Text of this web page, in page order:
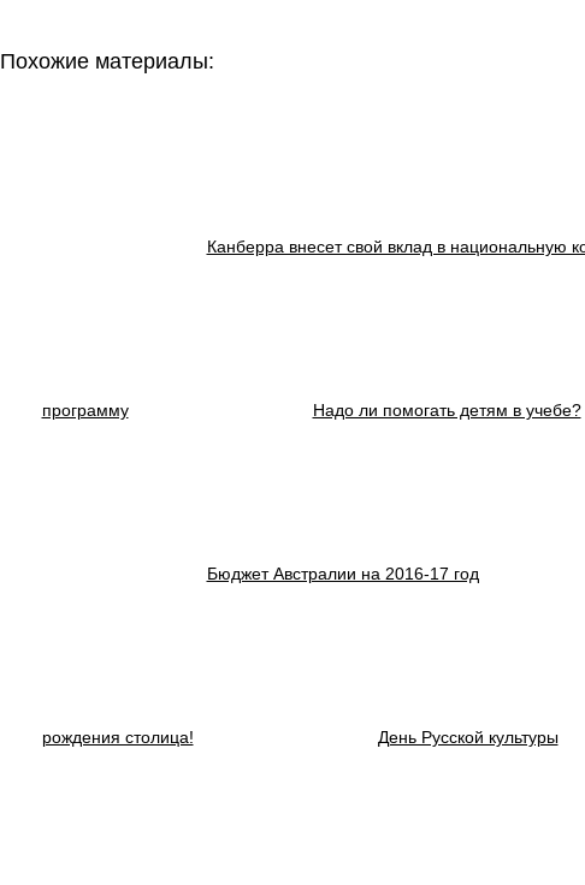
Похожие материалы:
Канберра внесет свой вклад в национальную
программу Надо ли помогать детям в учебе?
Бюджет Австралии на 2016-17 год
рождения столица! День Русской культуры